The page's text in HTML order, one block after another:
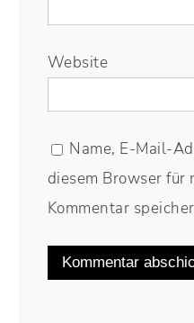
Website
Name, E-Mail-
diesem Browser für
Kommentar